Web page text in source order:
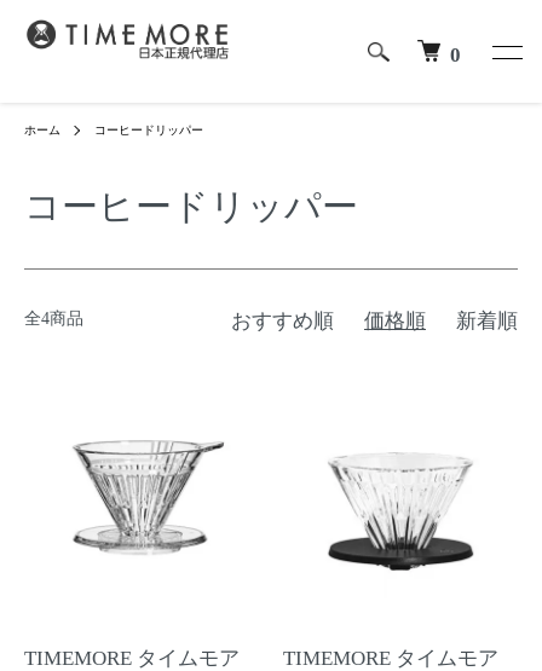
0
ホーム コーヒードリッパー
コーヒードリッパー
全4商品 おすすめ順 価格順 新着順
TIMEMORE タイムモア
TIMEMORE タイムモア